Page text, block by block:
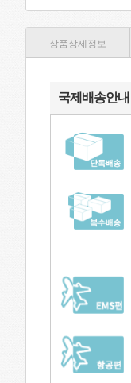
상품상세정보
국제배송안내